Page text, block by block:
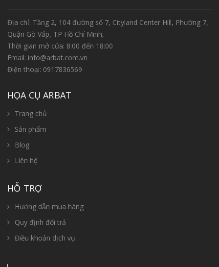
Địa chỉ: Tầng 2, 104 đường số 7, Cityland Center Hill, Phường 7,
Quận Gò Vấp, TP Hồ Chí Minh,
Thời gian mở cửa: 8:00 đến 18:00
Email: info@arbat.com.vn
Điện thoại: 0917836569
HỌA CỤ ARBAT
Trang chủ
Sản phẩm
Blog
Liên hệ
HỖ TRỢ
Hướng dẫn mua hàng
Quy định đổi trả
Điều khoản dịch vụ